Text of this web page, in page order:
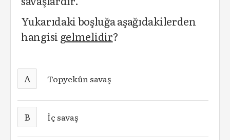
Yukarıdaki boşluğa aşağıdakilerden
hangisi gelmelidir?
A Topyekûn savaş
B İç savaş